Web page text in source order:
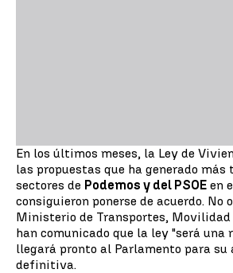
En los últimos meses, la Ley de
las propuestas que ha generado más
sectores de Podemos y del PSOE en
consiguieron ponerse de acuerdo. No
Ministerio de Transportes, Movilidad
han comunicado que la ley "será una
llegará pronto al Parlamento para su
definitiva.